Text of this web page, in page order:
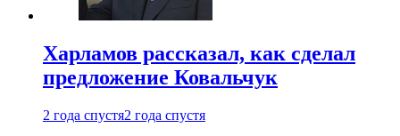
Харламов рассказал, как сделал
предложение Ковальчук
2 года спустя2 года спустя